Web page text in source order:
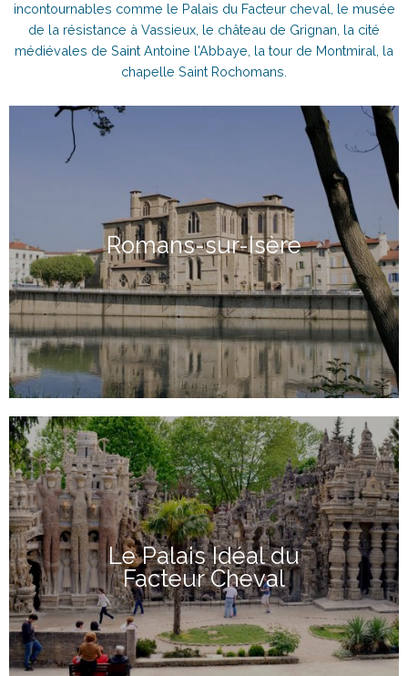
incontournables comme le Palais du Facteur cheval, le musée
de la résistance à Vassieux, le château de Grignan, la cité
médiévales de Saint Antoine l'Abbaye, la tour de Montmiral, la
chapelle Saint Rochomans.
Romans-sur-Isère
Le Palais Idéal du
Facteur Cheval